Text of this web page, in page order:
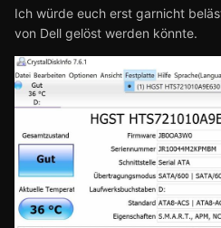
Ich würde euch erst garnicht
von Dell gelöst werden könnte.